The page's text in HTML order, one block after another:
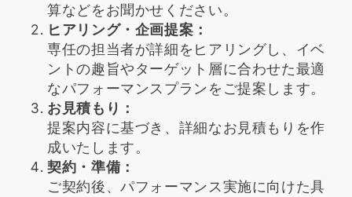
算などをお聞かせください。
ヒアリング・企画提案：
専任の担当者が詳細をヒアリングし、イベ
ントの趣旨やターゲット層に合わせた最適
なパフォーマンスプランをご提案します。
お見積もり：
提案内容に基づき、詳細なお見積もりを作
成いたします。
契約・準備：
ご契約後、パフォーマンス実施に向けた具